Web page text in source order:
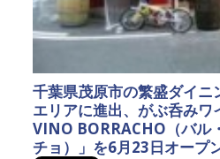
千葉県茂原市の繁盛ダイニ
エリアに進出、がぶ呑み
VINO BORRACHO（バ
チョ）」を6月23日オープ